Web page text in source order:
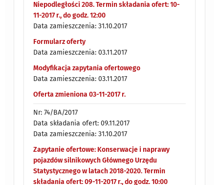
Niepodległości 208. Termin składania ofert: 10-
11-2017 r., do godz. 12:00
Data zamieszczenia: 31.10.2017
Formularz oferty
Data zamieszczenia: 03.11.2017
Modyfikacja zapytania ofertowego
Data zamieszczenia: 03.11.2017
Oferta zmieniona 03-11-2017 r.
Nr: 74/BA/2017
Data składania ofert: 09.11.2017
Data zamieszczenia: 31.10.2017
Zapytanie ofertowe: Konserwacje i naprawy
pojazdów silnikowych Głównego Urzędu
Statystycznego w latach 2018-2020. Termin
składania ofert: 09-11-2017 r., do godz. 10:00